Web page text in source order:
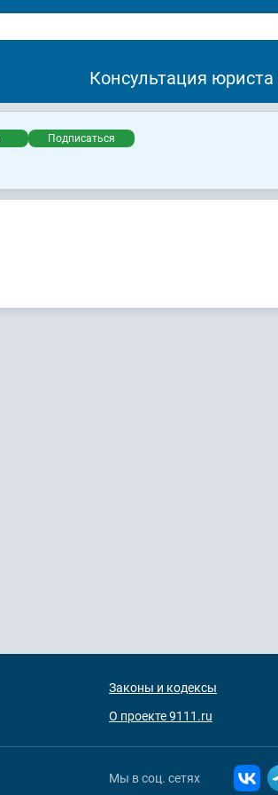
Консультация юриста
Подписаться
Законы и кодексы
О проекте 9111.ru
Мы в соц. сетях